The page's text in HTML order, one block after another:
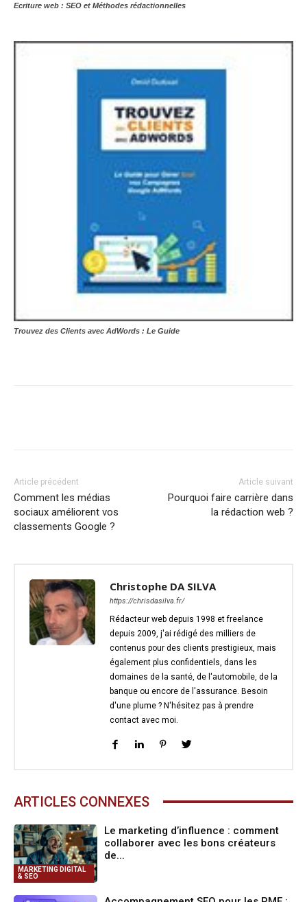
Ecriture web : SEO et Méthodes rédactionnelles
Trouvez des Clients avec AdWords : Le Guide
Article précédent
Comment les médias
sociaux améliorent vos
classements Google ?
Article suivant
Pourquoi faire carrière dans
la rédaction web ?
Christophe DA SILVA
https://chrisdasilva.fr/
Rédacteur web depuis 1998 et freelance
depuis 2009, j'ai rédigé des milliers de
contenus pour des clients prestigieux, mais
également plus confidentiels, dans les
domaines de la santé, de l'automobile, de la
banque ou encore de l'assurance. Besoin
d'une plume ? N'hésitez pas à prendre
contact avec moi.
ARTICLES CONNEXES
MARKETING DIGITAL
& SEO
Le marketing d’influence : comment
collaborer avec les bons créateurs
de...